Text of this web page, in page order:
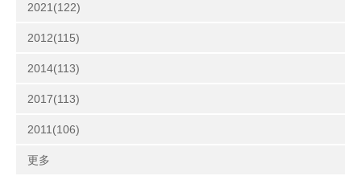
2021(122)
2012(115)
2014(113)
2017(113)
2011(106)
更多